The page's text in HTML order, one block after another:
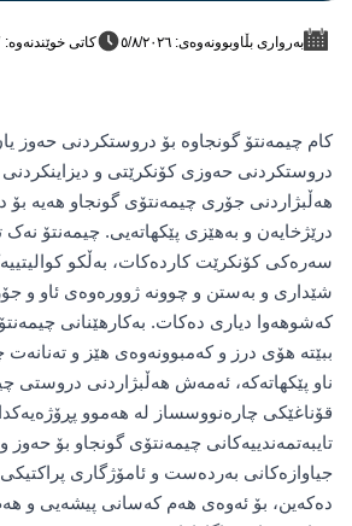
بەرواری بڵاوبوونەوەی: ٥/٨/٢٠٢٦ کاتی خوێندنەوە: 7 خولەک
کام چیمەنتۆ گونجاوە بۆ دروستکردنی حەوز
دروستکردنی حەوزی کۆنکرێتی و
هەڵبژاردنی جۆری چیمەنتۆی گونجاو هەیە بۆ
درێژخایەن و بەهێزی پێکهاتەیی. چیمەنتۆ نەک
سەرەکی کۆنکرێت کاردەکات، بەڵکو
شێداری و بەستن و چوونە ژوورەوەی ئاو و
کەشوهەوا دیاری دەکات. بەکارهێنانی
ببێتە هۆی درز و کەمبوونەوەی هێز و تەنانەت
ناو پێکهاتەکە، ئەمەش هەڵبژاردنی دروستی
قۆناغێکی چارەنووسساز لە هەموو
تایبەتمەندییەکانی چیمەنتۆی گونجاو بۆ
جیاوازەکانی بەردەست و ئامۆژگاری